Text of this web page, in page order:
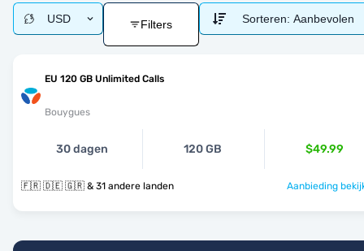
USD Filters Sorteren: Aanbevolen
EU 120 GB Unlimited Calls
Bouygues
30 dagen 120 GB $49.99
🇫🇷 🇩🇪 🇬🇷 & 31 andere landen Aanbieding